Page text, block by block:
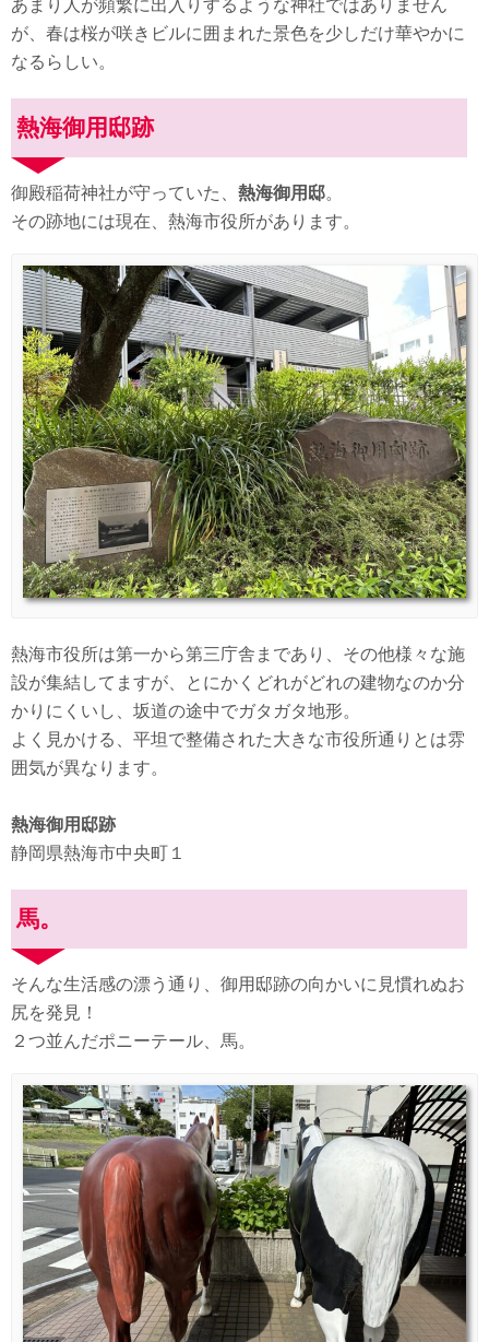
あまり人が頻繁に出入りするような神社ではありません
が、春は桜が咲きビルに囲まれた景色を少しだけ華やかに
なるらしい。
熱海御用邸跡
御殿稲荷神社が守っていた、 熱海御用邸。
その跡地には現在、熱海市役所があります。
熱海市役所は第一から第三庁舎まであり、その他様々な施
設が集結してますが、とにかくどれがどれの建物なのか分
かりにくいし、坂道の途中でガタガタ地形。
よく見かける、平坦で整備された大きな市役所通りとは雰
囲気が異なります。
熱海御用邸跡
静岡県熱海市中央町１
馬。
そんな生活感の漂う通り、御用邸跡の向かいに見慣れぬお
尻を発見！
２つ並んだポニーテール、馬。